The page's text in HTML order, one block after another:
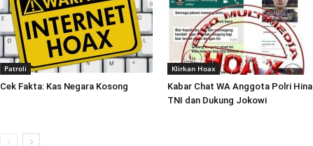
Patroli
Cek Fakta: Kas Negara Kosong
Klirkan Hoax
Kabar Chat WA Anggota Polri Hina
TNI dan Dukung Jokowi